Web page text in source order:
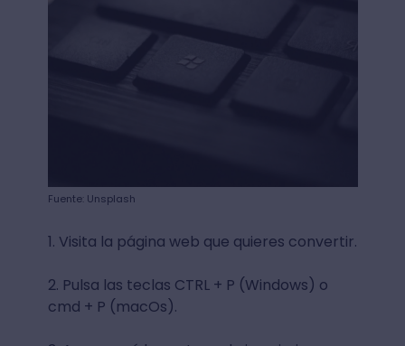
Fuente: Unsplash
1. Visita la página web que quieres convertir.
2. Pulsa las teclas CTRL + P (Windows) o
cmd + P (macOs).